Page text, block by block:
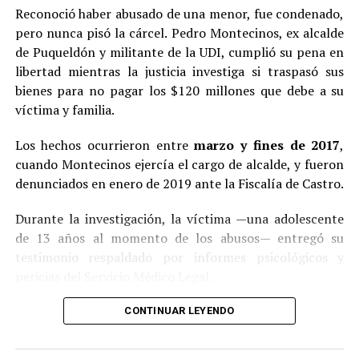
Reconoció haber abusado de una menor, fue condenado,
pero nunca pisó la cárcel. Pedro Montecinos, ex alcalde
de Puqueldón y militante de la UDI, cumplió su pena en
libertad mientras la justicia investiga si traspasó sus
bienes para no pagar los $120 millones que debe a su
víctima y familia.
Los hechos ocurrieron entremarzo y fines de 2017,
cuando Montecinos ejercía el cargo de alcalde, y fueron
denunciados en enero de 2019 ante la Fiscalía de Castro.
Durante la investigación, la víctima —una adolescente
de 13 años al momento de los abusos— entregó su
testimonio respaldado por informes psicológicos y
Ante la contundencia de los antecedentes, el imputado
aceptó los cargosen un procedimiento abreviado,
CONTINUAR LEYENDO